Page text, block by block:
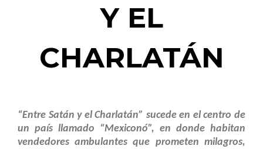
Y EL
CHARLATÁN
“Entre Satán y el Charlatán” sucede en el centro de
un país llamado “Mexiconó”, en donde habitan
vendedores ambulantes que prometen milagros,